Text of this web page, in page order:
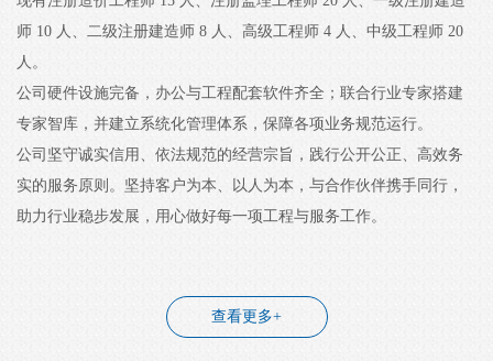
师 10 人、二级注册建造师 8 人、高级工程师 4 人、中级工程师 20
人。
公司硬件设施完备，办公与工程配套软件齐全；联合行业专家搭建
专家智库，并建立系统化管理体系，保障各项业务规范运行。
公司坚守诚实信用、依法规范的经营宗旨，践行公开公正、高效务
实的服务原则。坚持客户为本、以人为本，与合作伙伴携手同行，
助力行业稳步发展，用心做好每一项工程与服务工作。
查看更多+